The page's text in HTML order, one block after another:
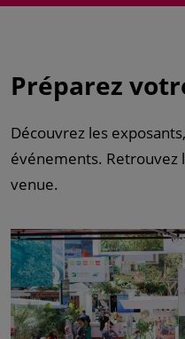
Préparez
Découvrez les
événements. Retrouvez
venue.